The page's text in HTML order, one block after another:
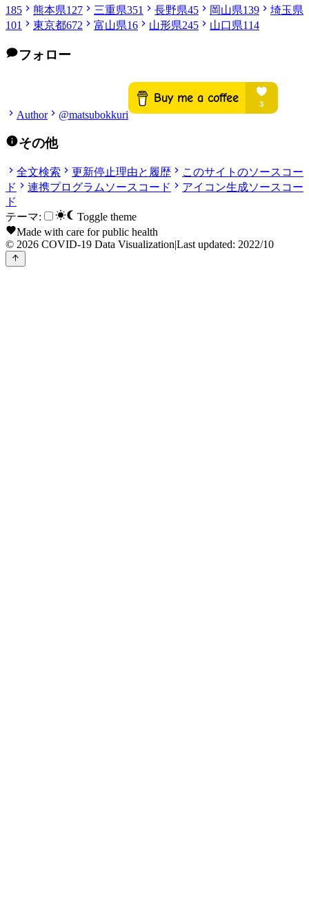
185
熊本県127 三重県351 長野県45 岡山県139
埼玉県
101
東京都672 富山県16 山形県245 山口県114
フォロー
Author @matsubokkuri
その他
全文検索 更新停止理由と履歴
このサイトのソースコー
ド
連携プログラムソースコード
アイコン生成ソースコー
ド
テーマ:
Toggle theme
Made with care for public health
© 2026 COVID-19 Data Visualization|Last updated: 2022/10